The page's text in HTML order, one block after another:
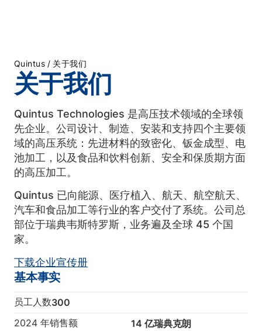
Quintus / 关于我们
关于我们
Quintus Technologies 是高压技术领域的全球领
先企业。公司设计、制造、安装和支持四个主要领
域的高压系统：先进材料的致密化、钣金成型、电
池加工，以及食品和饮料创新、安全和保质期方面
的高压加工。
Quintus 已向能源、医疗植入、航天、航空航天、
汽车和食品加工等行业的客户交付了系统。公司总
部位于瑞典韦斯特罗斯，业务遍及全球 45 个国
家。
下载企业宣传册
基本事实
员工人数300
2024 年销售额
14 亿瑞典克朗